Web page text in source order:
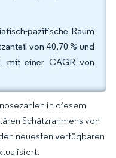
pazifische Raum
von 40,70 % und
mit einer CAGR von
in diesem
Schätzrahmens von
neuesten verfügbaren